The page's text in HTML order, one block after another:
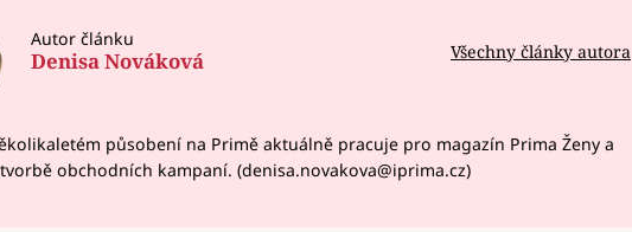
Autor článku
Denisa Nováková Všechny články autora
působení na Primě aktuálně pracuje pro magazín Prima Ženy a
obchodních kampaní. (denisa.novakova@iprima.cz)